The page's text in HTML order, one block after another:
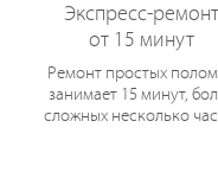
Экспресс-ремонт
от 15 минут
Ремонт простых
занимает 15 минут,
сложных несколько